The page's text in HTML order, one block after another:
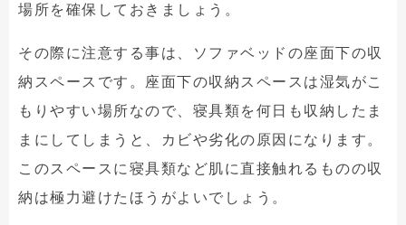
場所を確保しておきましょう。
その際に注意する事は、ソファベッドの座面下の収
納スペースです。座面下の収納スペースは湿気がこ
もりやすい場所なので、寝具類を何日も収納したま
まにしてしまうと、カビや劣化の原因になります。
このスペースに寝具類など肌に直接触れるものの収
納は極力避けたほうがよいでしょう。